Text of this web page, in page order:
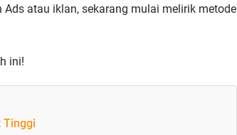
atau iklan, sekarang mulai melirik metode
ini!
Tinggi